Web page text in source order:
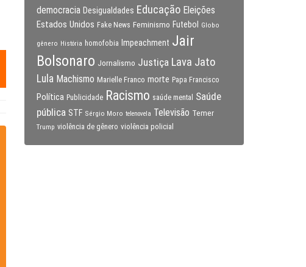
democracia Desigualdades Educação Eleições
Estados Unidos Fake News Feminismo Futebol Globo
gênero História homofobia Impeachment Jair
Bolsonaro Jornalismo Justiça Lava Jato
Lula Machismo Marielle Franco morte Papa Francisco
Política Publicidade Racismo saúde mental
Saúde
pública STF Sérgio Moro telenovela Televisão Temer
Trump violência de gênero violência policial